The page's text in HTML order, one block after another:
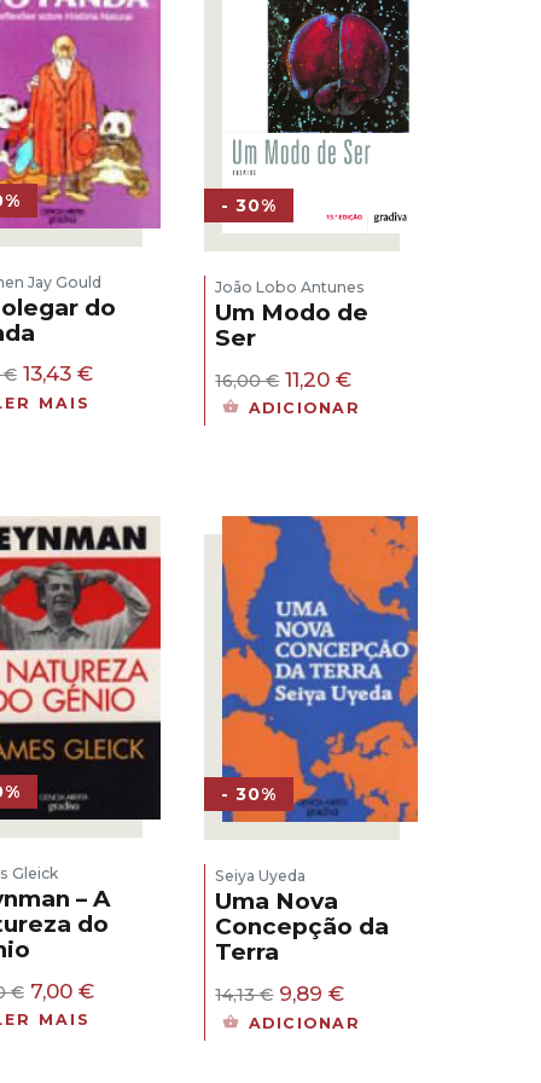
Jay Gould
do
€ O
preço
13,43 €O
MAIS
- 30%
João Lobo Antunes
Um Modo de
Ser
16,00€ O
preço
11,20€O
preço
ADICIONAR
Gleick
– A
do
€ O
preço
7,00 €O
MAIS
- 30%
Seiya Uyeda
Uma Nova
Concepção da
Terra
14,13€ O
preço
original
9,89€O
preço
atual
ADICIONAR